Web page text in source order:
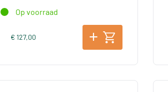
Op voorraad
€ 127,00